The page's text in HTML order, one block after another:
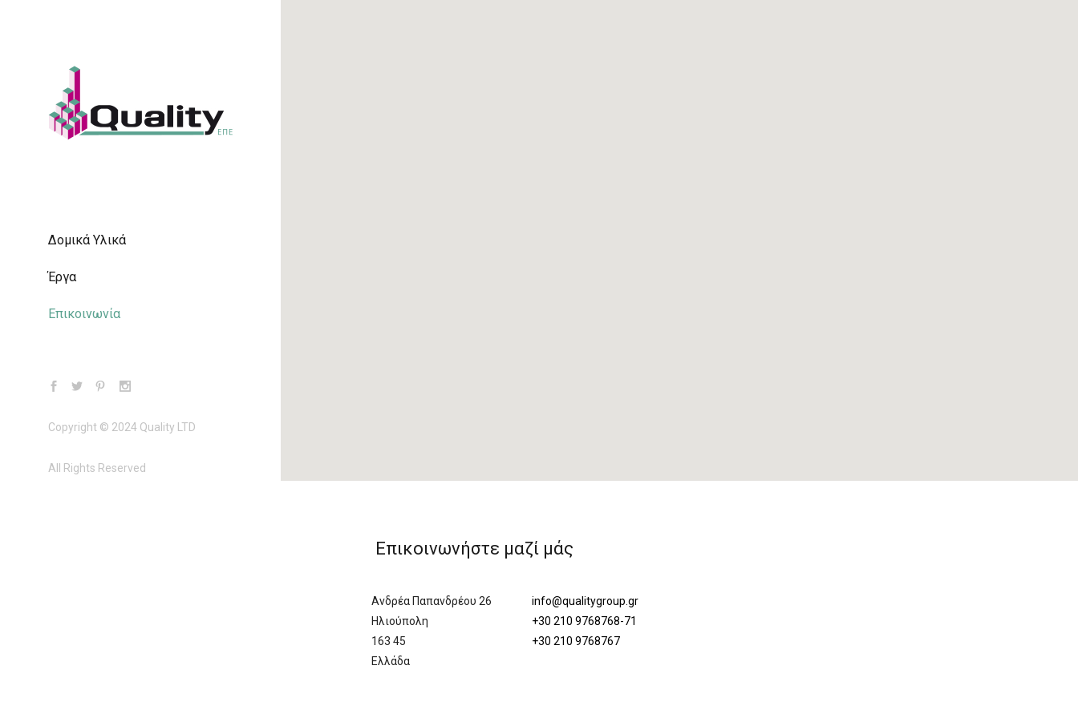
Δομικά Υλικά
Έργα
Επικοινωνία
Copyright © 2024 Quality LTD
All Rights Reserved
Επικοινωνήστε μαζί μάς
Ανδρέα Παπανδρέου 26
Ηλιούπολη
163 45
Ελλάδα
info@qualitygroup.gr
+30 210 9768768-71
+30 210 9768767